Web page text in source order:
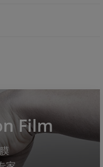
Film